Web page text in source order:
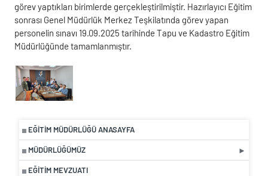
EĞITIM MÜDÜRLÜĞÜ ANASAYFA
MÜDÜRLÜĞÜMÜZ
EĞITIM MEVZUATI
görev yaptıkları birimlerde gerçekleştirilmiştir. Hazırlayıcı Eğitim
sonrası Genel Müdürlük Merkez Teşkilatında görev yapan
personelin sınavı 19.09.2025 tarihinde Tapu ve Kadastro Eğitim
Müdürlüğünde tamamlanmıştır.